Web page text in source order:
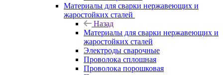
Материалы для сварки нержавеющих и
жаростойких сталей
Назад
Материалы для сварки нержавеющих и
жаростойких сталей
Электроды сварочные
Проволока сплошная
Проволока порошковая